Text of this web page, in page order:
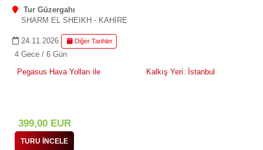
Tur Güzergahı
SHARM EL SHEIKH - KAHİRE
24.11.2026 Diğer Tarihler
4 Gece / 6 Gün
Pegasus Hava Yolları ile
Kalkış Yeri: İstanbul
399,00EUR
TURU İNCELE